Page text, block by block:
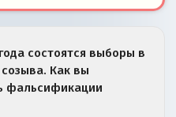
состоятся выборы в
Как вы
фальсификации